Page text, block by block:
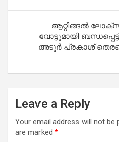
ആറ്റിങ്ങൽ
വോട്ടുമായി
അടൂർ പ്രകാശ്
Leave a Reply
Your email address will not be
are marked *